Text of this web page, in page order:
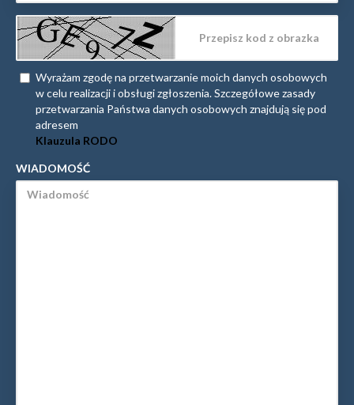
Wyrażam zgodę na przetwarzanie moich danych osobowych
w celu realizacji i obsługi zgłoszenia. Szczegółowe zasady
przetwarzania Państwa danych osobowych znajdują się pod
adresem
Klauzula RODO
WIADOMOŚĆ